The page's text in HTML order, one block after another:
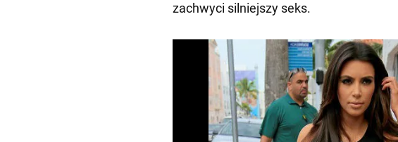
zachwyci silniejszy seks.